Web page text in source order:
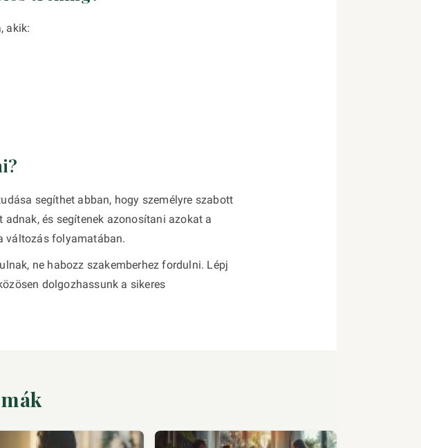
akik:
segíthet abban, hogy személyre szabott
és segítenek azonosítani azokat a
változás folyamatában.
ne habozz szakemberhez fordulni. Lépj
dolgozhassunk a sikeres